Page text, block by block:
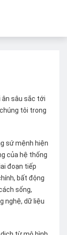
ân sâu sắc tới
tôi trong
sứ mệnh hiện
của hệ thống
đoạn tiếp
bất động
sống,
nghệ, dữ liệu